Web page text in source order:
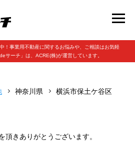
！事業用不動産に関するお悩みや、ご相談はお気軽
サーチ」は、ACRE(株)が運営しています。
神奈川県
横浜市保土ケ谷区
頂きありがとうございます。